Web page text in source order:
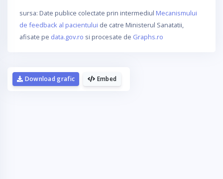
sursa: Date publice colectate prin intermediul Mecanismului
de feedback al pacientului de catre Ministerul Sanatatii,
afisate pe data.gov.ro si procesate de Graphs.ro
Embed
Download grafic